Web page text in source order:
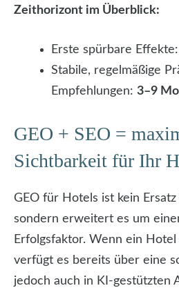
Zeithorizont im Überblick:
Erste spürbare Effekte:
Stabile, regelmäßige
Empfehlungen: 3–9
GEO + SEO =
Sichtbarkeit für Ihr
GEO für Hotels ist kein Ersatz
sondern erweitert es um
Erfolgsfaktor. Wenn ein
verfügt es bereits über eine
jedoch auch in KI-gestützten